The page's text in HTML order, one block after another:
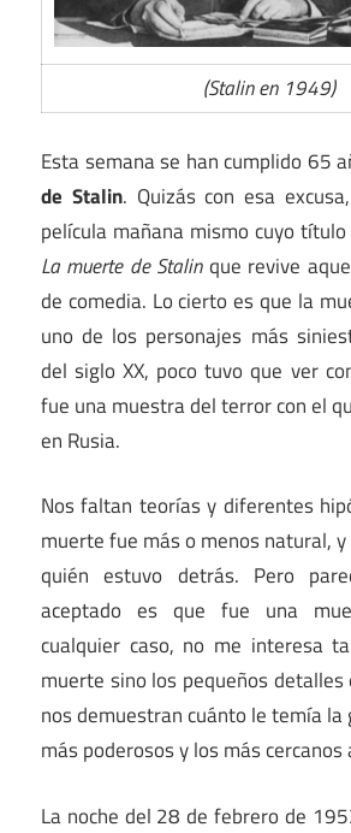
(Stalin en 1949)
Esta semana se han cumplido 65
de Stalin. Quizás con esa
película mañana mismo cuyo
La muerte de Stalinque revive
de comedia. Lo cierto es que la
uno de los personajes más
del siglo XX, poco tuvo que ver
fue una muestra del terror con el
en Rusia.
Nos faltan teorías y diferentes
muerte fue más o menos natural,
quién estuvo detrás. Pero
aceptado es que fue una
cualquier caso, no me interesa
muerte sino los pequeños
nos demuestran cuánto le temía la
más poderosos y los más cercanos
La noche del 28 de febrero de